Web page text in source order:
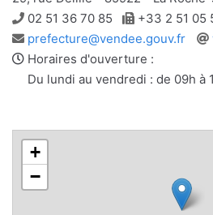
Téléphone
02 51 36 70 85 Télécopie
+33 2 51 05
Adresse
e-
mail
prefecture@vendee.gouv.fr
Horaires d'ouverture :
Du lundi au vendredi : de 09h à
+
−